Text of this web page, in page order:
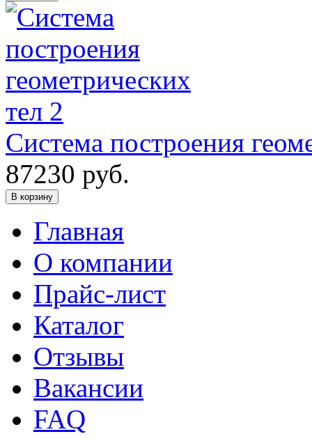
Система построения
87230 руб.
В корзину
Главная
О компании
Прайс-лист
Каталог
Отзывы
Вакансии
FAQ